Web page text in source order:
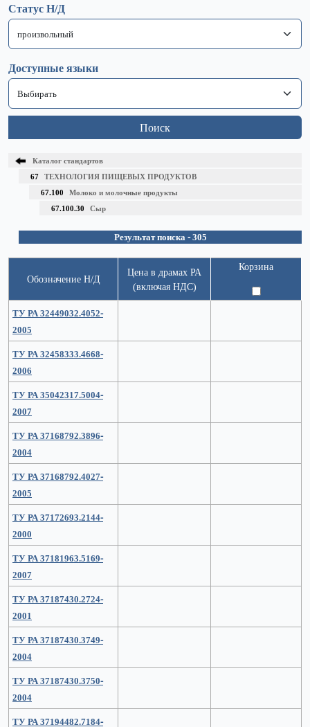
Статус Н/Д
Доступные языки
Поиск
Каталог стандартов
67 ТЕХНОЛОГИЯ ПИЩЕВЫХ ПРОДУКТОВ
67.100 Молоко и молочные продукты
67.100.30 Сыр
Результат поиска - 305
Обозначение Н/Д
Цена в драмах РА
(включая НДС)
Корзина
ТУ РА 32449032.4052-
2005
ТУ РА 32458333.4668-
2006
ТУ РА 35042317.5004-
2007
ТУ РА 37168792.3896-
2004
ТУ РА 37168792.4027-
2005
ТУ РА 37172693.2144-
2000
ТУ РА 37181963.5169-
2007
ТУ РА 37187430.2724-
2001
ТУ РА 37187430.3749-
2004
ТУ РА 37187430.3750-
2004
ТУ РА 37194482.7184-